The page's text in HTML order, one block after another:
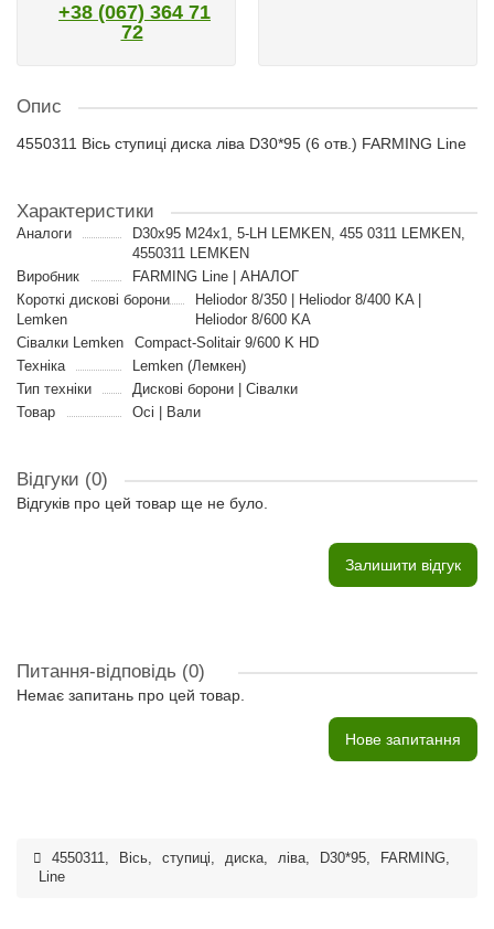
+38 (067) 364 71
72
Опис
4550311 Вісь ступиці диска ліва D30*95 (6 отв.) FARMING Line
Характеристики
Аналоги
D30x95 M24x1, 5-LH LEMKEN, 455 0311 LEMKEN,
4550311 LEMKEN
Виробник
FARMING Line | АНАЛОГ
Короткі дискові борони
Lemken
Heliodor 8/350 | Heliodor 8/400 KA |
Heliodor 8/600 KA
Сівалки Lemken
Compact-Solitair 9/600 K HD
Техніка
Lemken (Лемкен)
Тип техніки
Дискові борони | Сівалки
Товар
Осі | Вали
Відгуки (0)
Відгуків про цей товар ще не було.
Залишити відгук
Питання-відповідь (0)
Немає запитань про цей товар.
Нове запитання
4550311, Вісь, ступиці, диска, ліва, D30*95, FARMING,
Line